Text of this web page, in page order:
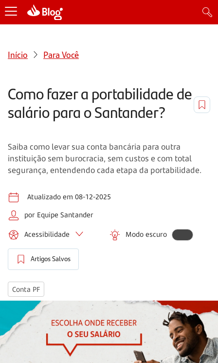
Início Para Você
Como fazer a portabilidade de
salário para o Santander?
Saiba como levar sua conta bancária para outra
instituição sem burocracia, sem custos e com total
segurança, entendendo cada etapa da portabilidade.
Atualizado em 08-12-2025
por Equipe Santander
Acessibilidade Modo escuro
Artigos Salvos
Conta PF